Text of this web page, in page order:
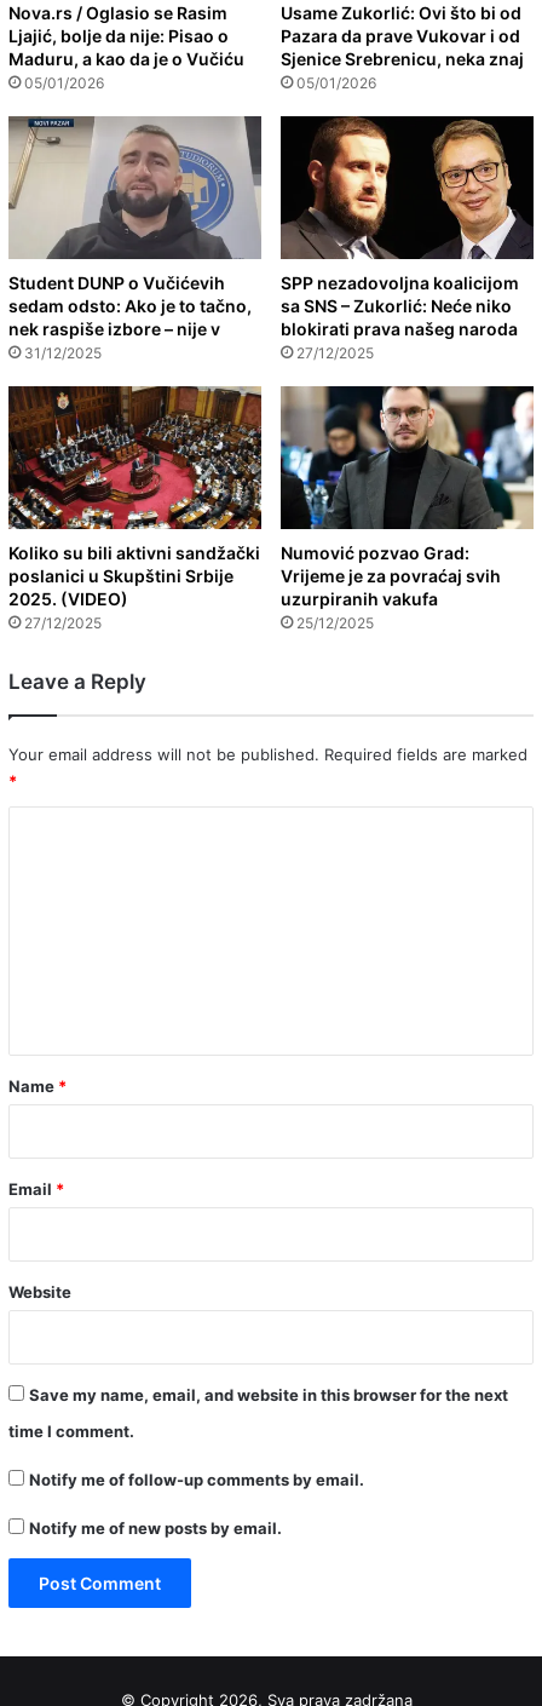
Nova.rs / Oglasio se Rasim
Ljajić, bolje da nije: Pisao o
Maduru, a kao da je o Vučiću
05/01/2026
Usame Zukorlić: Ovi što bi od
Pazara da prave Vukovar i od
Sjenice Srebrenicu, neka znaj
05/01/2026
Student DUNP o Vučićevih
sedam odsto: Ako je to tačno,
nek raspiše izbore – nije v
31/12/2025
SPP nezadovoljna koalicijom
sa SNS – Zukorlić: Neće niko
blokirati prava našeg naroda
27/12/2025
Koliko su bili aktivni sandžački
poslanici u Skupštini Srbije
2025. (VIDEO)
27/12/2025
Numović pozvao Grad:
Vrijeme je za povraćaj svih
uzurpiranih vakufa
25/12/2025
Leave a Reply
Your email address will not be published. Required fields are marked
*
*
Name *
Email *
Website
Save my name, email, and website in this browser for the next
time I comment.
Notify me of follow-up comments by email.
Notify me of new posts by email.
© Copyright 2026, Sva prava zadržana